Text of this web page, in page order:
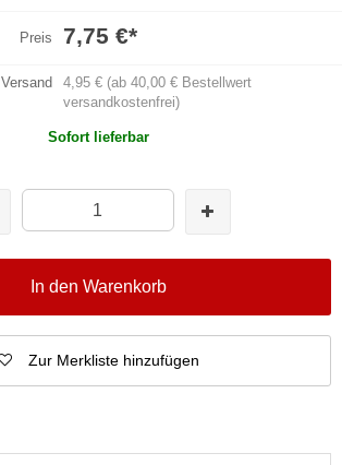
Preis 7,75 €*
Versand
4,95 € (ab 40,00 € Bestellwert
versandkostenfrei)
Sofort lieferbar
In den Warenkorb
Zur Merkliste hinzufügen